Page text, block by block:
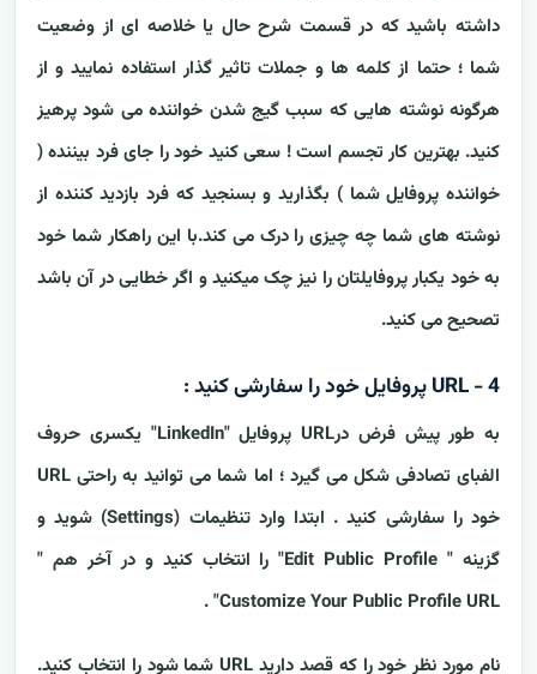
داشته باشید که در قسمت شرح حال یا خلاصه ای از وضعیت
شما ؛ حتما از کلمه ها و جملات تاثیر گذار استفاده نمایید و از
هرگونه نوشته هایی که سبب گیج شدن خواننده می شود پرهیز
کنید. بهترین کار تجسم است ! سعی کنید خود را جای فرد بیننده (
خواننده پروفایل شما ) بگذارید و بسنجید که فرد بازدید کننده از
نوشته های شما چه چیزی را درک می کند.با این راهکار شما خود
به خود یکبار پروفایلتان را نیز چک میکنید و اگر خطایی در آن باشد
تصحیح می کنید.
4 - URL پروفایل خود را سفارشی کنید :
به طور پیش فرض درURL پروفایل "LinkedIn" یکسری حروف
الفبای تصادفی شکل می گیرد ؛ اما شما می توانید به راحتی URL
خود را سفارشی کنید . ابتدا وارد تنظیمات (Settings) شوید و
گزینه " Edit Public Profile" را انتخاب کنید و در آخر هم "
Customize Your Public Profile URL" .
نام مورد نظر خود را که قصد دارید URL شما شود را انتخاب کنید.